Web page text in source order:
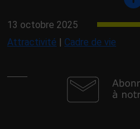
13 octobre 2025
Attractivité | Cadre de vie